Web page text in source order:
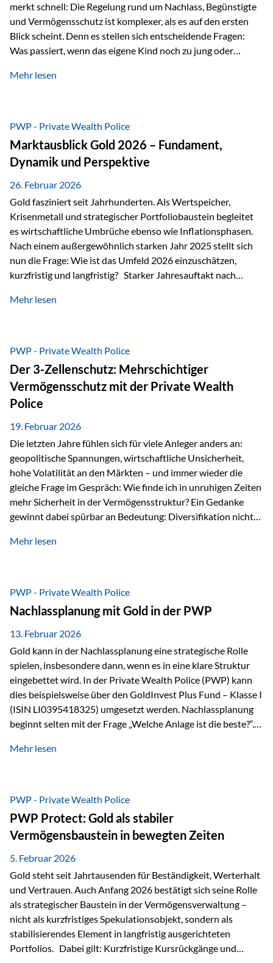
merkt schnell: Die Regelung rund um Nachlass, Begünstigte
und Vermögensschutz ist komplexer, als es auf den ersten
Blick scheint. Denn es stellen sich entscheidende Fragen:
Was passiert, wenn das eigene Kind noch zu jung oder
verwalten? Wie kann verhindert werden, dass Ex-Partner,
unbürokratisch übertragen, ohne ausschließlich auf ein
Testament angewiesen zu sein? Wenn klassische Lösungen
nicht ausreichen Traditionelle Nachlassregelungen stoßen
oft…
Mehr lesen
PWP - Private Wealth Police
Marktausblick Gold 2026 – Fundament,
Dynamik und Perspektive
26. Februar 2026
Gold fasziniert seit Jahrhunderten. Als Wertspeicher,
Krisenmetall und strategischer Portfoliobaustein begleitet
es wirtschaftliche Umbrüche ebenso wie Inflationsphasen.
Nach einem außergewöhnlich starken Jahr 2025 stellt sich
nun die Frage: Wie ist das Umfeld 2026 einzuschätzen,
kurzfristig und langfristig? Starker Jahresauftakt nach
Dynamik in das Jahr 2026 gestartet. Zwischen dem
Währungen: +11,5 % Bereits 2025 war ein außergewöhnlich
starkes Jahr: +64,4 % in USD Durchschnitt über alle
Währungen: +56,6 % Langfristig zeigt sich ebenfalls ein
solides…
Mehr lesen
PWP - Private Wealth Police
Der 3-Zellenschutz: Mehrschichtiger
Vermögensschutz mit der Private Wealth
Police
19. Februar 2026
Die letzten Jahre fühlen sich für viele Anleger anders an:
geopolitische Spannungen, wirtschaftliche Unsicherheit,
hohe Volatilität an den Märkten – und immer wieder die
gleiche Frage im Gespräch: Wie finde ich in unruhigen Zeiten
mehr Sicherheit in der Vermögensstruktur? Ein Gedanke
gewinnt dabei spürbar an Bedeutung: Diversifikation nicht
Wer Vermögen ausschließlich in einem Rechtsraum
Liechtenstein eine Rolle spielen: außerhalb der EU, ohne
Euro, mit einem eigenständigen Rechts- und Finanzplatz.
Und genau an dieser Stelle setzt der 3-Zellenschutz an –…
Mehr lesen
PWP - Private Wealth Police
Nachlassplanung mit Gold in der PWP
13. Februar 2026
Gold kann in der Nachlassplanung eine strategische Rolle
spielen, insbesondere dann, wenn es in eine klare Struktur
eingebettet wird. In der Private Wealth Police (PWP) kann
dies beispielsweise über den GoldInvest Plus Fund – Klasse I
(ISIN LI0395418325) umgesetzt werden. Nachlassplanung
beginnt selten mit der Frage „Welche Anlage ist die beste?“.
was bekommen – wann – und in welcher Struktur?Und vor
bei größeren Vermögen ist das entscheidend.
Mehr lesen
PWP - Private Wealth Police
PWP Protect: Gold als stabiler
Vermögensbaustein in bewegten Zeiten
5. Februar 2026
Gold steht seit Jahrtausenden für Beständigkeit, Werterhalt
und Vertrauen. Auch Anfang 2026 bestätigt sich seine Rolle
als strategischer Baustein in der Vermögensverwaltung –
nicht als kurzfristiges Spekulationsobjekt, sondern als
stabilisierendes Element in langfristig ausgerichteten
Portfolios. Dabei gilt: Kurzfristige Kursrückgänge und